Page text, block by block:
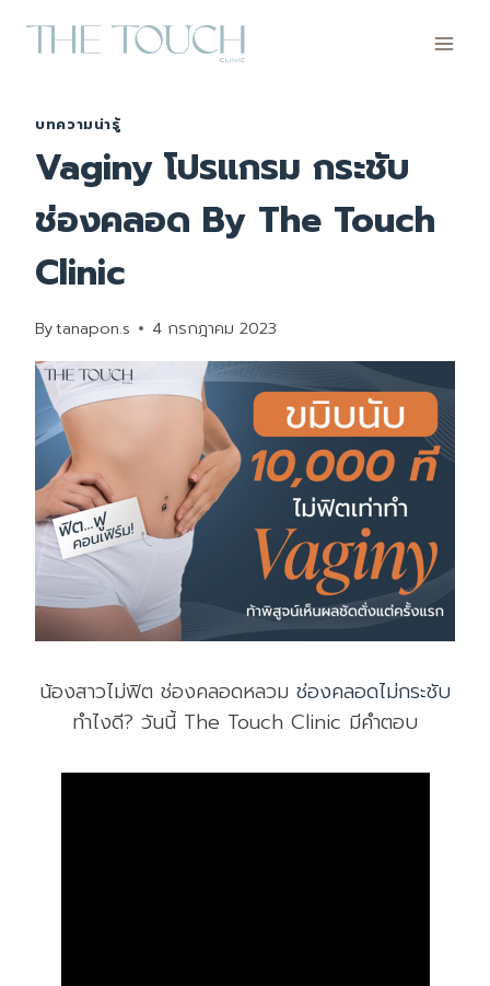
บทความน่ารู้
Vaginy โปรแกรม กระชับ
ช่องคลอด By The Touch
Clinic
Bytanapon.s 4 กรกฎาคม 2023
น้องสาวไม่ฟิต ช่องคลอดหลวม ช่องคลอดไม่กระชับ
ทำไงดี? วันนี้ The Touch Clinic มีคำตอบ